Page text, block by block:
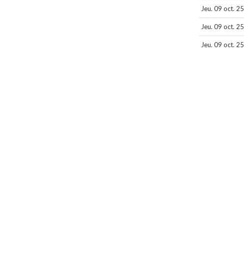
Jeu. 09 oct. 25
Jeu. 09 oct. 25
Jeu. 09 oct. 25